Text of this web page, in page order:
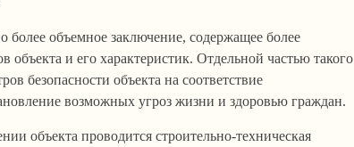
объемное заключение, содержащее более
объекта и его характеристик. Отдельной частью такого
безопасности объекта на соответствие
возможных угроз жизни и здоровью граждан.
объекта проводится строительно-техническая